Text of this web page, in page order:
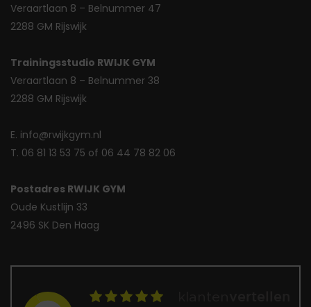
Veraartlaan 8 – Belnummer 47
2288 GM Rijswijk
Trainingsstudio RWIJK GYM
Veraartlaan 8 – Belnummer 38
2288 GM Rijswijk
E. info@rwijkgym.nl
T. 06 81 13 53 75 of 06 44 78 82 06
Postadres RWIJK GYM
Oude Kustlijn 33
2496 SK Den Haag